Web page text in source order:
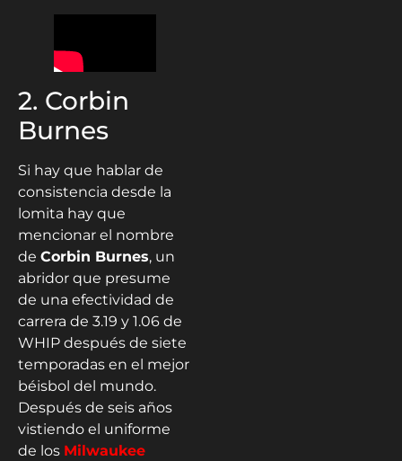
2. Corbin
Burnes
Si hay que hablar de
consistencia desde la
lomita hay que
mencionar el nombre
de Corbin Burnes, un
abridor que presume
de una efectividad de
carrera de 3.19 y 1.06 de
WHIP después de siete
temporadas en el mejor
béisbol del mundo.
Después de seis años
vistiendo el uniforme
de los Milwaukee